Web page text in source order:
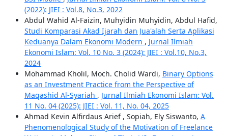
(2022): JIEI : Vol.8, No.3, 2022
Abdul Wahid Al-Faizin, Muhyidin Muhyidin, Abdul Hafid,
Studi Komparasi Akad Ijarah dan Jua'alah Serta Aplikasi
Keduanya Dalam Ekonomi Modern , Jurnal Ilmiah
Ekonomi Islam: Vol. 10 No. 3 (2024): JIEI : Vol.10, No.3,
2024
Mohammad Kholil, Moch. Cholid Wardi, Binary Options
as an Investment Practice from the Perspective of
Maqashid Al-Syariah , Jurnal Ilmiah Ekonomi Islam: Vol.
11 No. 04 (2025): JIEI : Vol. 11, No. 04, 2025
Ahmad Kevin Alfirdaus Arief , Sopiah, Ely Siswanto, A
Phenomenological Study of the Motivation of Freelance